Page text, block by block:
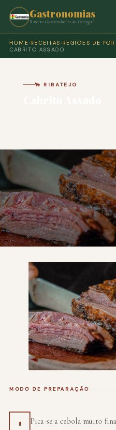
Gastronomias
Roteiro Gastronómico de Portugal
HOME › RECEITAS › REGIÕES DE
CABRITO ASSADO
🐂 RIBATEJO
MODO DE PREPARAÇÃO
1
Pica-se a cebola muito